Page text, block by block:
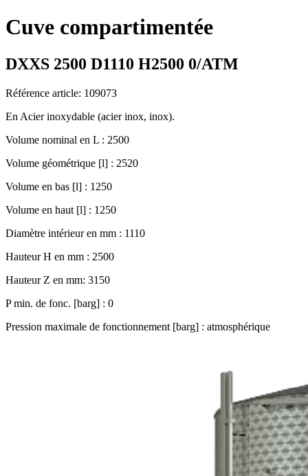
Cuve compartimentée
DXXS 2500 D1110 H2500 0/ATM
Référence article: 109073
En Acier inoxydable (acier inox, inox).
Volume nominal en L : 2500
Volume géométrique [l] : 2520
Volume en bas [l] : 1250
Volume en haut [l] : 1250
Diamètre intérieur en mm : 1110
Hauteur H en mm : 2500
Hauteur Z en mm: 3150
P min. de fonc. [barg] : 0
Pression maximale de fonctionnement [barg] : atmosphérique